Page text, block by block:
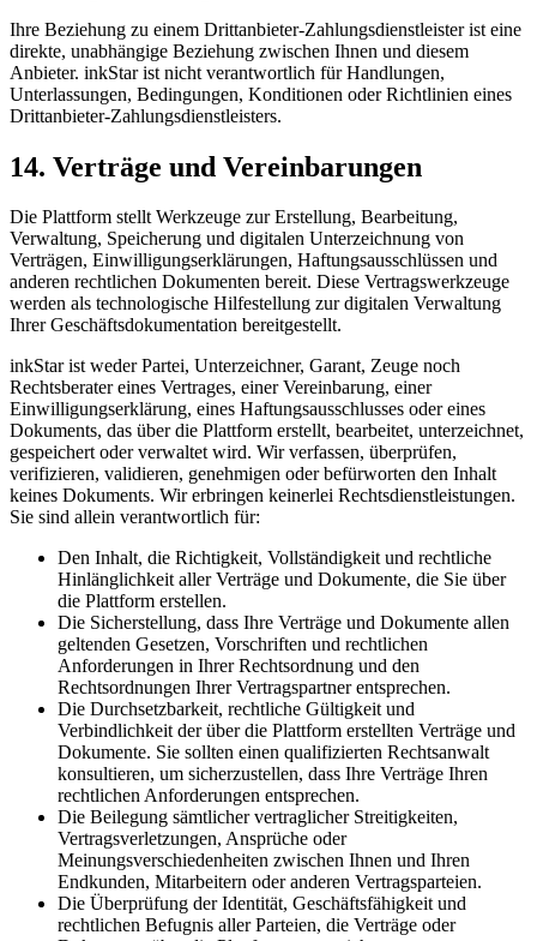
Ihre Beziehung zu einem Drittanbieter-Zahlungsdienstleister ist eine
direkte, unabhängige Beziehung zwischen Ihnen und diesem
Anbieter. inkStar ist nicht verantwortlich für Handlungen,
Unterlassungen, Bedingungen, Konditionen oder Richtlinien eines
Drittanbieter-Zahlungsdienstleisters.
14. Verträge und Vereinbarungen
Die Plattform stellt Werkzeuge zur Erstellung, Bearbeitung,
Verwaltung, Speicherung und digitalen Unterzeichnung von
Verträgen, Einwilligungserklärungen, Haftungsausschlüssen und
anderen rechtlichen Dokumenten bereit. Diese Vertragswerkzeuge
werden als technologische Hilfestellung zur digitalen Verwaltung
Ihrer Geschäftsdokumentation bereitgestellt.
inkStar ist weder Partei, Unterzeichner, Garant, Zeuge noch
Rechtsberater eines Vertrages, einer Vereinbarung, einer
Einwilligungserklärung, eines Haftungsausschlusses oder eines
Dokuments, das über die Plattform erstellt, bearbeitet, unterzeichnet,
gespeichert oder verwaltet wird. Wir verfassen, überprüfen,
verifizieren, validieren, genehmigen oder befürworten den Inhalt
keines Dokuments. Wir erbringen keinerlei Rechtsdienstleistungen.
Sie sind allein verantwortlich für:
Den Inhalt, die Richtigkeit, Vollständigkeit und rechtliche
Hinlänglichkeit aller Verträge und Dokumente, die Sie über
die Plattform erstellen.
Die Sicherstellung, dass Ihre Verträge und Dokumente allen
geltenden Gesetzen, Vorschriften und rechtlichen
Anforderungen in Ihrer Rechtsordnung und den
Rechtsordnungen Ihrer Vertragspartner entsprechen.
Die Durchsetzbarkeit, rechtliche Gültigkeit und
Verbindlichkeit der über die Plattform erstellten Verträge und
Dokumente. Sie sollten einen qualifizierten Rechtsanwalt
konsultieren, um sicherzustellen, dass Ihre Verträge Ihren
rechtlichen Anforderungen entsprechen.
Die Beilegung sämtlicher vertraglicher Streitigkeiten,
Vertragsverletzungen, Ansprüche oder
Meinungsverschiedenheiten zwischen Ihnen und Ihren
Endkunden, Mitarbeitern oder anderen Vertragsparteien.
Die Überprüfung der Identität, Geschäftsfähigkeit und
rechtlichen Befugnis aller Parteien, die Verträge oder